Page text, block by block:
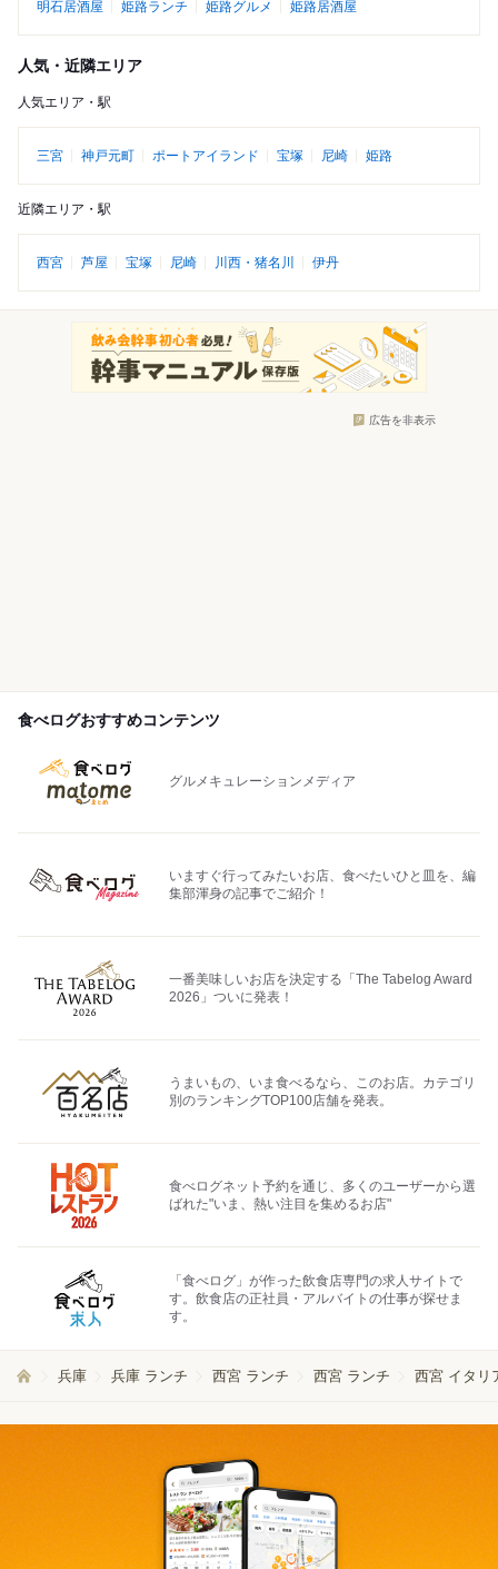
明石居酒屋
姫路ランチ 姫路グルメ 姫路居酒屋
人気・近隣エリア
人気エリア・駅
三宮 神戸元町 ポートアイランド 宝塚 尼崎 姫路
近隣エリア・駅
西宮 芦屋 宝塚 尼崎 川西・猪名川 伊丹
広告を非表示
食べログおすすめコンテンツ
グルメキュレーションメディア
いますぐ行ってみたいお店、食べたいひと皿を、編
集部渾身の記事でご紹介！
一番美味しいお店を決定する「The Tabelog Award
2026」ついに発表！
うまいもの、いま食べるなら、このお店。カテゴリ
別のランキングTOP100店舗を発表。
食べログネット予約を通じ、多くのユーザーから選
ばれた"いま、熱い注目を集めるお店"
「食べログ」が作った飲食店専門の求人サイトで
す。飲食店の正社員・アルバイトの仕事が探せま
す。
兵庫 兵庫 ランチ 西宮 ランチ 西宮 ランチ 西宮 イタリ